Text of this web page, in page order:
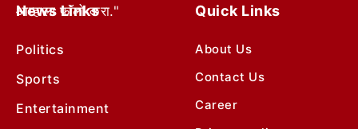
आम्हाला फॉलो करा."
News Links
Politics
Sports
Entertainment
Quick Links
About Us
Contact Us
Career